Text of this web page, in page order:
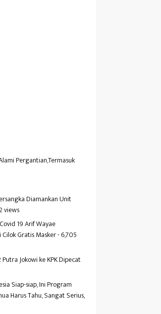
Pergantian,Termasuk
Diamankan Unit
views
19 Arif Wayae
Gratis Masker- 6,705
Jokowi ke KPK Dipecat
Siap-siap, Ini Program
Harus Tahu, Sangat Serius,